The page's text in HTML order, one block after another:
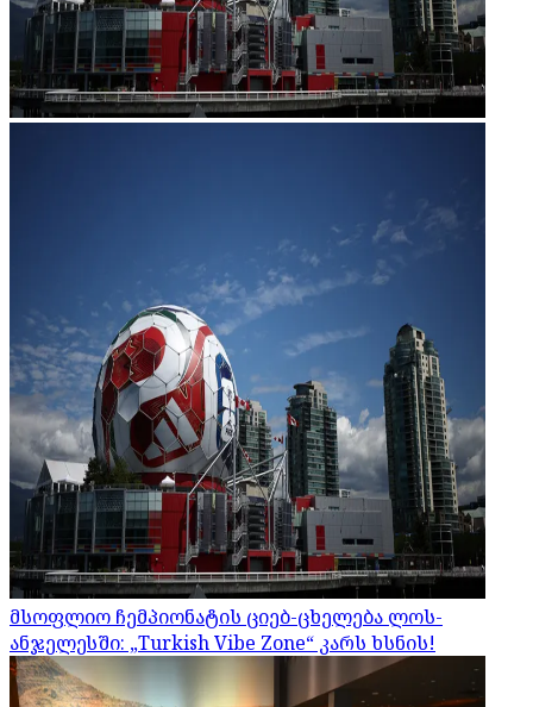
მსოფლიო ჩემპიონატის ციებ-ცხელება ლოს-
ანჯელესში: „Turkish Vibe Zone“ კარს ხსნის!